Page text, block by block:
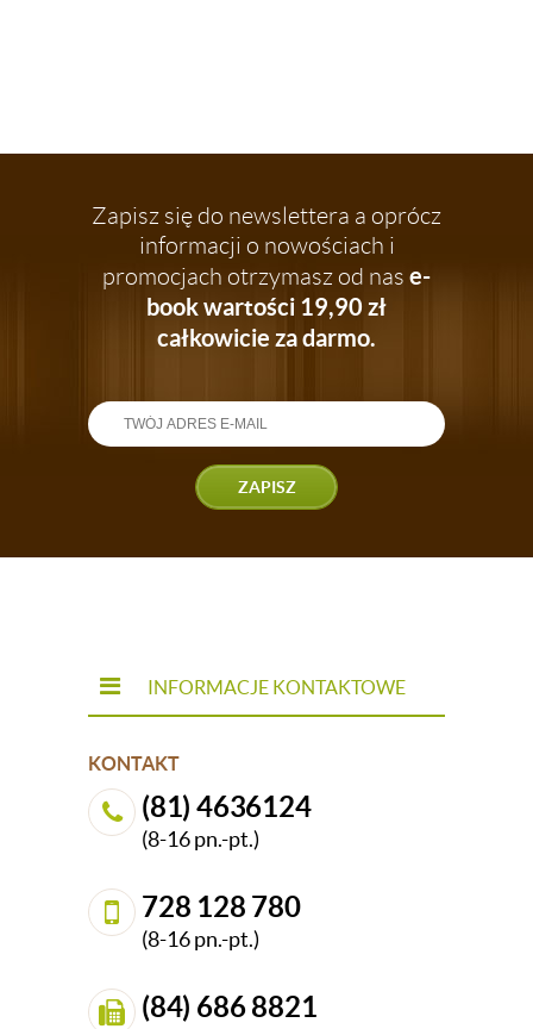
Zapisz się do newslettera a oprócz
informacji o nowościach i
promocjach otrzymasz od nas e-
book wartości 19,90 zł
całkowicie za darmo.
ZAPISZ
INFORMACJE KONTAKTOWE
KONTAKT
(81) 4636124
(8-16 pn.-pt.)
728 128 780
(8-16 pn.-pt.)
(84) 686 8821